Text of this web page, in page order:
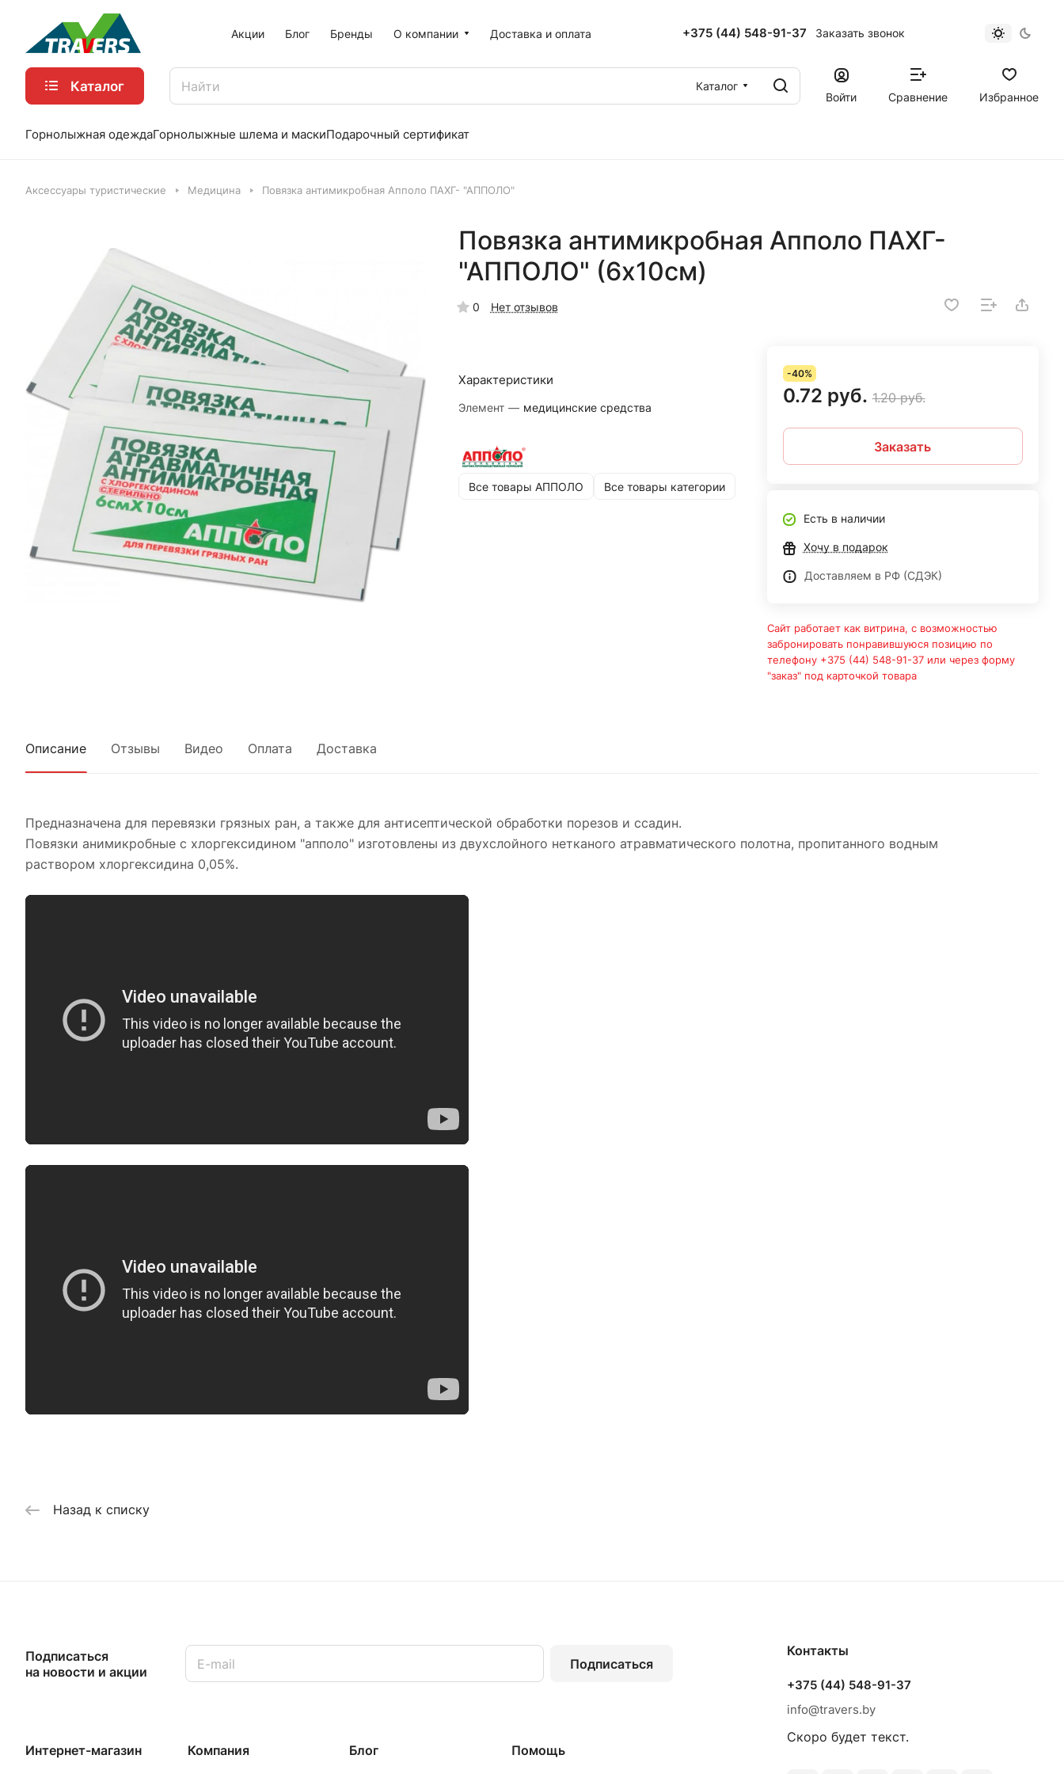
Акции Блог Бренды О компании Доставка и оплата +375 (44) 548-91-37 Заказать звонок
Каталог
Каталог
Войти
Сравнение Избранное
Горнолыжная одеждаГорнолыжные шлема и маскиПодарочный сертификат
Аксессуары туристические Медицина Повязка антимикробная Апполо ПАХГ- "АППОЛО"
Повязка антимикробная Апполо ПАХГ-
"АППОЛО" (6х10см)
0 Нет отзывов
Характеристики
Элемент — медицинские средства
Все товары АППОЛО Все товары категории
-40%
0.72 руб. 1.20 руб.
Заказать
Есть в наличии
Хочу в подарок
Доставляем в РФ (СДЭК)
Сайт работает как витрина, с возможностью
забронировать понравившуюся позицию по
телефону +375 (44) 548-91-37 или через форму
"заказ" под карточкой товара
Описание Отзывы Видео Оплата Доставка
Предназначена для перевязки грязных ран, а также для антисептической обработки порезов и ссадин.
Повязки анимикробные с хлоргексидином "апполо" изготовлены из двухслойного нетканого атравматического полотна, пропитанного водным
раствором хлоргексидина 0,05%.
Назад к списку
Подписаться
на новости и акции
Подписаться
Интернет-магазин Компания Блог Помощь
Контакты
+375 (44) 548-91-37
info@travers.by
Скоро будет текст.